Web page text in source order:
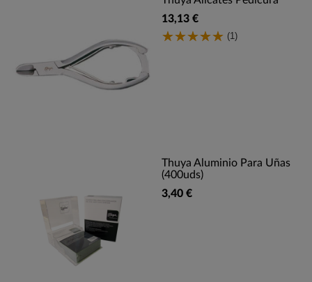
13,13 €
(1)
Thuya Aluminio Para Uñas
(400uds)
3,40 €